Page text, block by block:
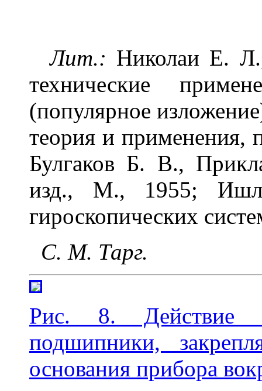
Лит.: Николаи Е.
технические
(популярное
теория и
Булгаков Б. В.,
изд., М., 1955;
гироскопических
С. М. Тарг.
Рис. 8. Действие
подшипники,
основания прибора